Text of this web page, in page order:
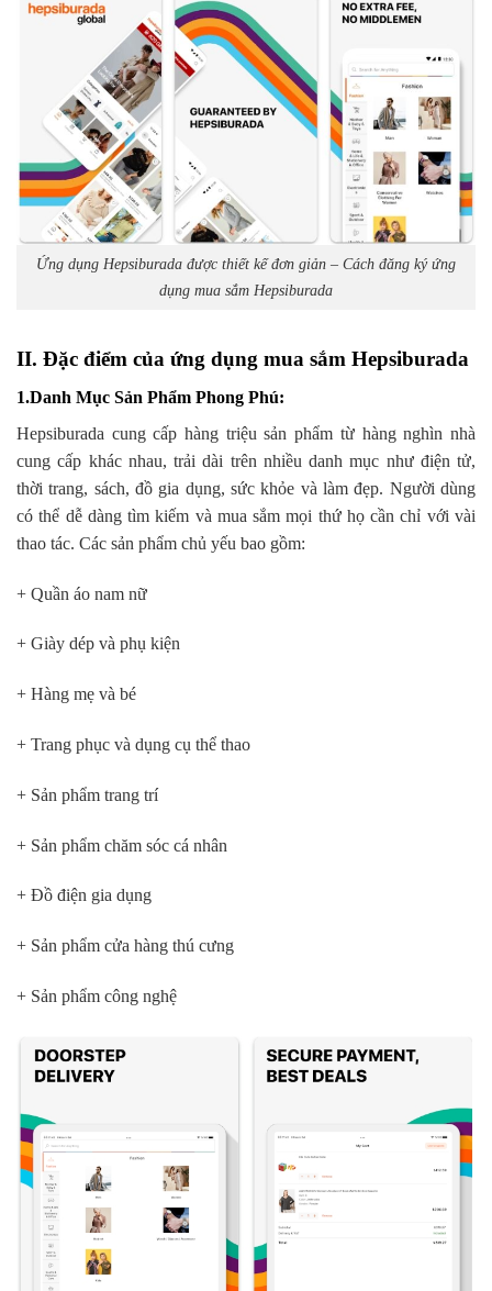
Ứng dụng Hepsiburada được thiết kế đơn giản – Cách đăng ký ứng
dụng mua sắm Hepsiburada
II. Đặc điểm của ứng dụng mua sắm Hepsiburada
1.Danh Mục Sản Phẩm Phong Phú:
Hepsiburada cung cấp hàng triệu sản phẩm từ hàng nghìn nhà
cung cấp khác nhau, trải dài trên nhiều danh mục như điện tử,
thời trang, sách, đồ gia dụng, sức khỏe và làm đẹp. Người dùng
có thể dễ dàng tìm kiếm và mua sắm mọi thứ họ cần chỉ với vài
thao tác. Các sản phẩm chủ yếu bao gồm:
+ Quần áo nam nữ
+ Giày dép và phụ kiện
+ Hàng mẹ và bé
+ Trang phục và dụng cụ thể thao
+ Sản phẩm trang trí
+ Sản phẩm chăm sóc cá nhân
+ Đồ điện gia dụng
+ Sản phẩm cửa hàng thú cưng
+ Sản phẩm công nghệ